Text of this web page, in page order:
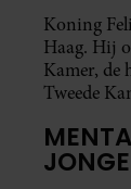
Koning
Haag. Hij
Kamer, de
Tweede